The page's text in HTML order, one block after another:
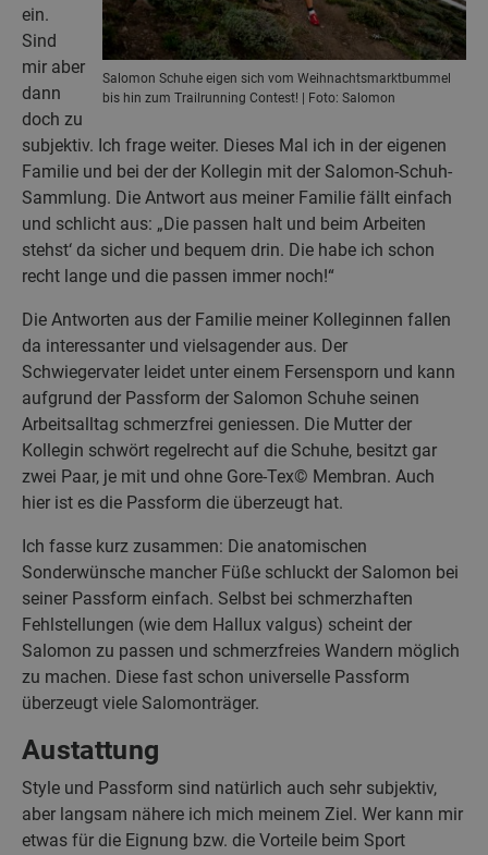
Salomon Schuhe eigen sich vom Weihnachtsmarktbummel
bis hin zum Trailrunning Contest! | Foto: Salomon
ein.
Sind
mir aber
dann
doch zu
subjektiv. Ich frage weiter. Dieses Mal ich in der eigenen
Familie und bei der der Kollegin mit der Salomon-Schuh-
Sammlung. Die Antwort aus meiner Familie fällt einfach
und schlicht aus: „Die passen halt und beim Arbeiten
stehst‘ da sicher und bequem drin. Die habe ich schon
recht lange und die passen immer noch!“
Die Antworten aus der Familie meiner Kolleginnen fallen
da interessanter und vielsagender aus. Der
Schwiegervater leidet unter einem Fersensporn und kann
aufgrund der Passform der Salomon Schuhe seinen
Arbeitsalltag schmerzfrei geniessen. Die Mutter der
Kollegin schwört regelrecht auf die Schuhe, besitzt gar
zwei Paar, je mit und ohne Gore-Tex© Membran. Auch
hier ist es die Passform die überzeugt hat.
Ich fasse kurz zusammen: Die anatomischen
Sonderwünsche mancher Füße schluckt der Salomon bei
seiner Passform einfach. Selbst bei schmerzhaften
Fehlstellungen (wie dem Hallux valgus) scheint der
Salomon zu passen und schmerzfreies Wandern möglich
zu machen. Diese fast schon universelle Passform
überzeugt viele Salomonträger.
Austattung
Style und Passform sind natürlich auch sehr subjektiv,
aber langsam nähere ich mich meinem Ziel. Wer kann mir
etwas für die Eignung bzw. die Vorteile beim Sport